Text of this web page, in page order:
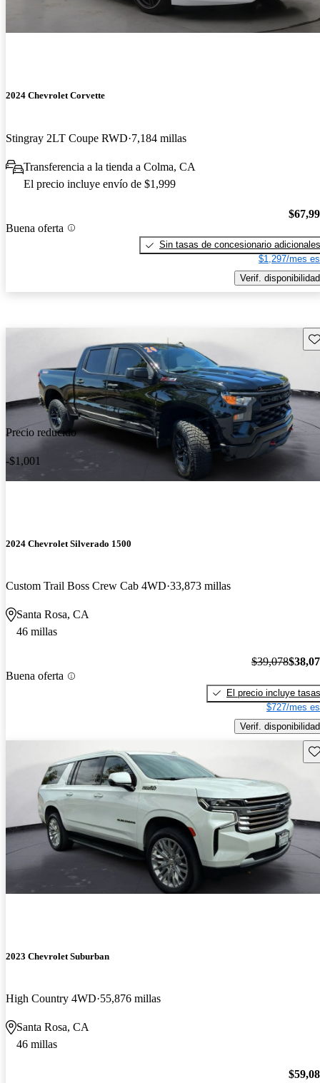
2024 Chevrolet Corvette
Stingray 2LT Coupe RWD 7,184 millas
Transferencia a la tienda a Colma, CA
El precio incluye envío de $1,999
Buena oferta
Sin tasas de concesionario adicionales
$1,297/mes
Verif. disponibilidad
Precio reducido
-$1,001
2024 Chevrolet Silverado 1500
Custom Trail Boss Crew Cab 4WD 33,873 millas
Santa Rosa, CA
46 millas
Buena oferta
$39,078
El precio incluye tasas
$727/mes
Verif. disponibilidad
2023 Chevrolet Suburban
High Country 4WD 55,876 millas
Santa Rosa, CA
46 millas